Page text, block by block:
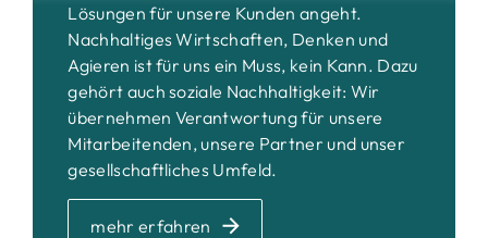
Lösungen für unsere Kunden angeht.
Nachhaltiges Wirtschaften, Denken und
Agieren ist für uns ein Muss, kein Kann. Dazu
gehört auch soziale Nachhaltigkeit: Wir
übernehmen Verantwortung für unsere
Mitarbeitenden, unsere Partner und unser
gesellschaftliches Umfeld.
mehr erfahren